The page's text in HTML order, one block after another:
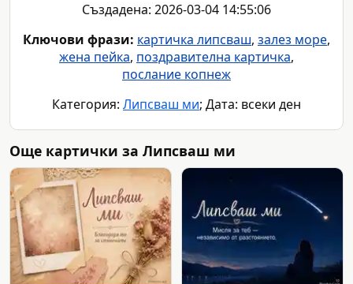
Създадена: 2026-03-04 14:55:06
Ключови фрази: картичка липсваш, залез море,
жена пейка, поздравителна картичка,
послание копнеж
Категория: Липсваш ми; Дата: всеки ден
Още картички за Липсваш ми